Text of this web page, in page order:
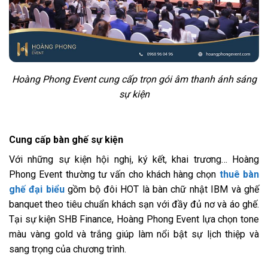
Hoàng Phong Event cung cấp trọn gói âm thanh ánh sáng
sự kiện
Cung cấp bàn ghế sự kiện
Với những sự kiện hội nghị, ký kết, khai trương… Hoàng
Phong Event thường tư vấn cho khách hàng chọn thuê bàn
ghế đại biểugồm bộ đôi HOT là bàn chữ nhật IBM và ghế
banquet theo tiêu chuẩn khách sạn với đầy đủ nơ và áo ghế.
Tại sự kiện SHB Finance, Hoàng Phong Event lựa chọn tone
màu vàng gold và trắng giúp làm nổi bật sự lịch thiệp và
sang trọng của chương trình.